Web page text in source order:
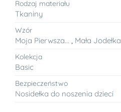
Rodzaj materiału
Tkaniny
Wzór
Moja Pierwsza... Mała Jodełka
Kolekcja
Basic
Bezpieczeństwo
Nosidełka do noszenia dzieci